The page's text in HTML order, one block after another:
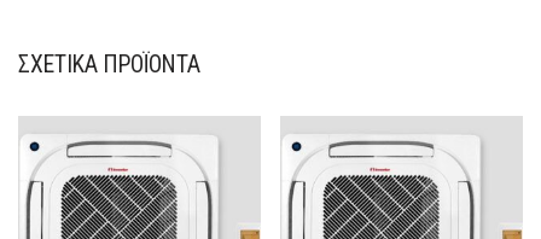
ΣΧΕΤΙΚΆ ΠΡΟΪΌΝΤΑ